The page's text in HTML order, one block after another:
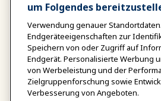
DATE
FORMAT
9:00 PM
Bitte beachten: Die
um Folgendes
Verwendung genauer Standortdaten.
Endgeräteeigenschaften zur
Speichern von oder Zugriff auf
Endgerät. Personalisierte Werbung
von Werbeleistung und der
Zielgruppenforschung sowie
Verbesserung von Angeboten.